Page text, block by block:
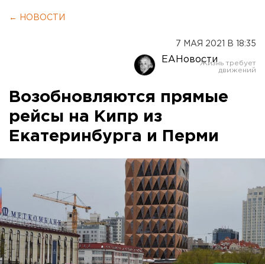
← НОВОСТИ
7 МАЯ 2021 В 18:35
ЕАНовости
Возобновляются прямые
рейсы на Кипр из
Екатеринбурга и Перми